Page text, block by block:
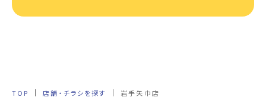
TOP 店舗・チラシを探す 岩手矢巾店